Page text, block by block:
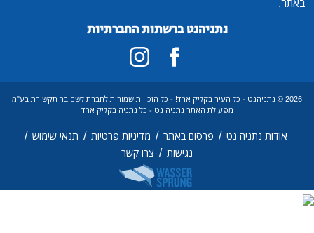
נתניהנט ברשתות החברתיות
© נתניהנט - כל העיר בקליק אחד! - כל הזכויות שמורות לחברת לשם בר תקשורת בע"מ
מפעילת האתר נתניה נט - כל נתניה בקליק אחד
נתניה נט / פרסום באתר/מדיניות פרטיות /תנאי שימוש/
/צרו קשר